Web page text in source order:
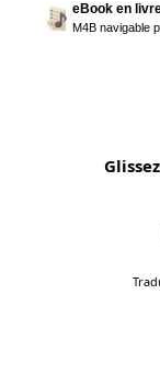
eBook en
M4B navigable